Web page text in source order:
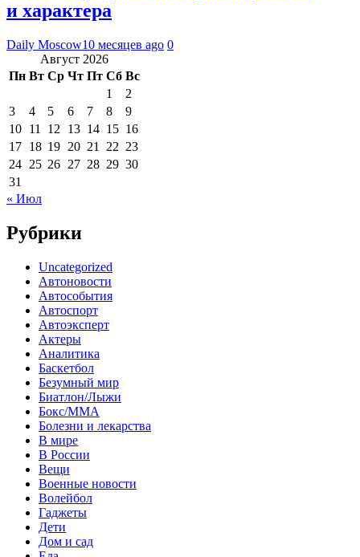
и характера
Daily Moscow10 месяцев ago 0
Август 2026
Пн Вт Ср Чт Пт Сб Вс
1
2
3
4 5 6 7 8
9
10 11 12 13 14 15 16
17 18 19 20 21 22 23
24 25 26 27 28 29 30
31
« Июл
Рубрики
Uncategorized
Автоновости
Автособытия
Автоспорт
Автоэксперт
Актеры
Аналитика
Баскетбол
Безумный мир
Биатлон/Лыжи
Бокс/MMA
Болезни и лекарства
В мире
В России
Вещи
Военные новости
Волейбол
Гаджеты
Дети
Дом и сад